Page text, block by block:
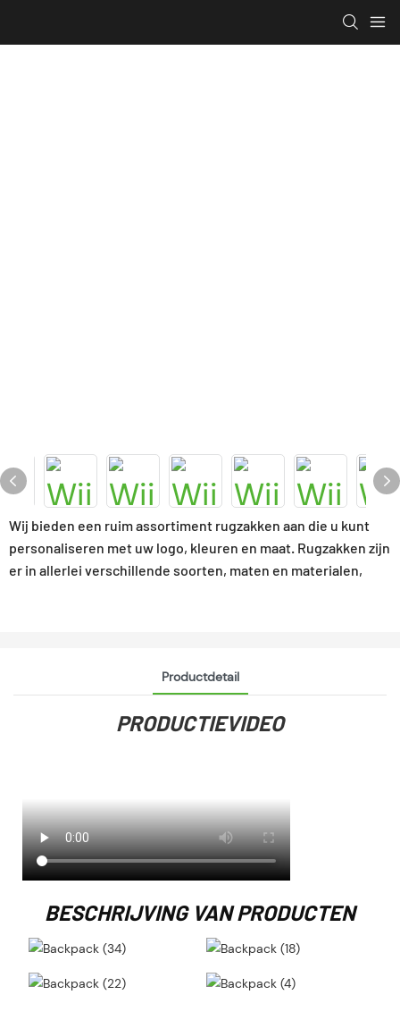
Wij bieden een ruim assortiment rugzakken aan die u kunt
personaliseren met uw logo, kleuren en maat. Rugzakken zijn
er in allerlei verschillende soorten, maten en materialen,
Productdetail
PRODUCTIEVIDEO
BESCHRIJVING VAN PRODUCTEN